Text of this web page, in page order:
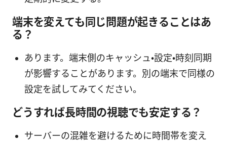
端末を変えても同じ問題が起きることはあ
る？
あります。端末側のキャッシュ・設定・時刻同期
が影響することがあります。別の端末で同様の
設定を試してみてください。
どうすれば長時間の視聴でも安定する？
サーバーの混雑を避けるために時間帯を変え